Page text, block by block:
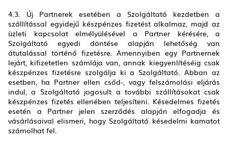
4.3. Új Partnerek esetében a Szolgáltató kezdetben a
szállítással egyidejű készpénzes fizetést alkalmaz, majd az
üzleti kapcsolat elmélyülésével a Partner kérésére, a
Szolgáltató egyedi döntése alapján lehetőség van
átutalással történő fizetésre. Amennyiben egy Partnernek
lejárt, kifizetetlen számlája van, annak kiegyenlítéséig csak
készpénzes fizetésre szolgálja ki a Szolgáltató. Abban az
esetben, ha Partner ellen csőd-, vagy felszámolási eljárás
indul, a Szolgáltató jogosult a további szállításokat csak
készpénzes fizetés ellenében teljesíteni. Késedelmes fizetés
esetén a Partner jelen szerződés alapján elfogadja és
vásárlásaival elismeri, hogy Szolgáltató késedelmi kamatot
számolhat fel.